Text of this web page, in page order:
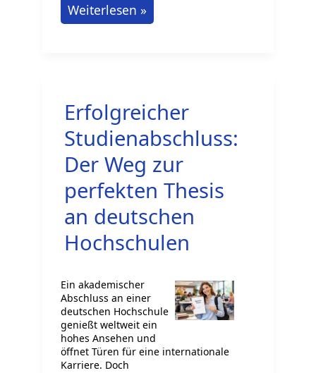
Köln
ruft:
die
ideale
Wohnung
für
Ihren
Start
Weiterlesen »
Erfolgreicher
Studienabschluss:
Der Weg zur
perfekten Thesis
an deutschen
Hochschulen
Ein akademischer
Abschluss an einer
deutschen Hochschule
genießt weltweit ein
hohes Ansehen und
öffnet Türen für eine internationale
Karriere. Doch